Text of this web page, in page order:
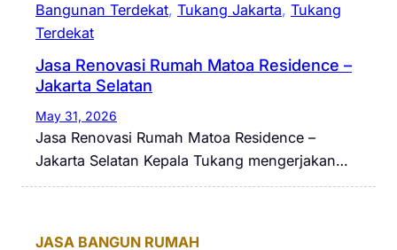
Bangunan Terdekat, Tukang Jakarta, Tukang
Terdekat
Jasa Renovasi Rumah Matoa Residence –
Jakarta Selatan
May 31, 2026
Jasa Renovasi Rumah Matoa Residence –
Jakarta Selatan Kepala Tukang mengerjakan…
JASA BANGUN RUMAH